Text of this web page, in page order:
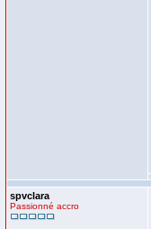
spvclara
Passionné accro